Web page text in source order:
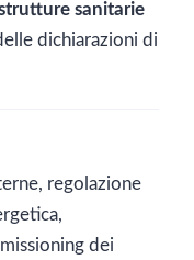
sanitarie
dichiarazioni di
regolazione
dei